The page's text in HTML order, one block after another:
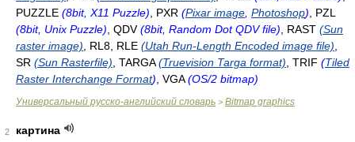
PUZZLE (8bit, X11 Puzzle) , PXR (Pixar image Photoshop) , PZL
(8bit, Unix Puzzle) , QDV(8bit, Random Dot QDV file) , RAST (Sun
raster image) , RL8, RLE (Utah Run-Length Encoded image file)
SR (Sun Rasterfile) , TARGA(Truevision Targa format) , TRIF (Tiled
Raster Interchange Format) , VGA(OS/2 bitmap)
Универсальный русско-английский словарь > Bitmap graphics
2
картина